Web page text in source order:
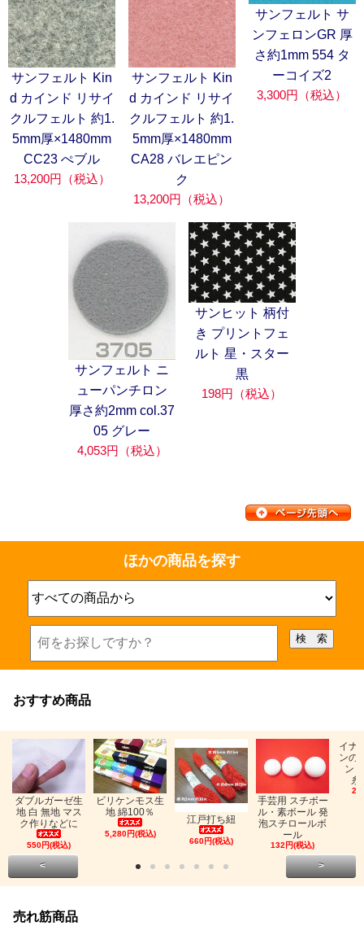
サンフェルト Kin
d カインド リサイ
クルフェルト 約1.
5mm厚×1480mm
CC23 ぺブル
13,200円（税込）
サンフェルト Kin
d カインド リサイ
クルフェルト 約1.
5mm厚×1480mm
CA28 バレエピン
ク
13,200円（税込）
サンフェルト サ
ンフェロンGR 厚
さ約1mm 554 タ
ーコイズ2
3,300円（税込）
サンフェルト ニ
ューパンチロン
厚さ約2mm col.37
05 グレー
4,053円（税込）
サンヒット 柄付
き プリントフェ
ルト 星・スター
黒
198円（税込）
ほかの商品を探す
おすすめ商品
ダブルガーゼ生
地 白 無地 マス
ク作りなどに
550円(税込)
ビリケンモス生
地 綿100％
5,280円(税込)
江戸打ち紐
660円(税込)
手芸用 スチボー
ル・素ボール 発
泡スチロールボ
ール
132円(税込)
イナ
ンの
ン
糸
< >
売れ筋商品